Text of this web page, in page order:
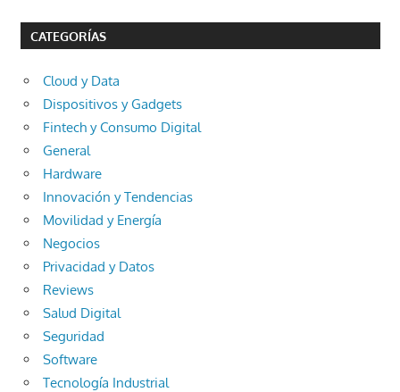
CATEGORÍAS
Cloud y Data
Dispositivos y Gadgets
Fintech y Consumo Digital
General
Hardware
Innovación y Tendencias
Movilidad y Energía
Negocios
Privacidad y Datos
Reviews
Salud Digital
Seguridad
Software
Tecnología Industrial